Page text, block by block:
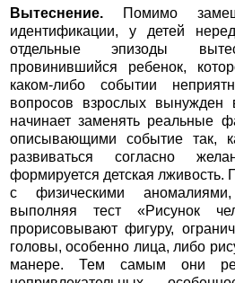
Вытеснение.Помимо
идентификации, у детей
отдельные эпизоды
провинившийся ребенок,
каком-либо событии
вопросов взрослых
начинает заменять реальные
описывающими событие так,
развиваться согласно
формируется детская лживость.
с физическими
выполняя тест «Рисунок
прорисовывают фигуру,
головы, особенно лица, либо
манере. Тем самым они